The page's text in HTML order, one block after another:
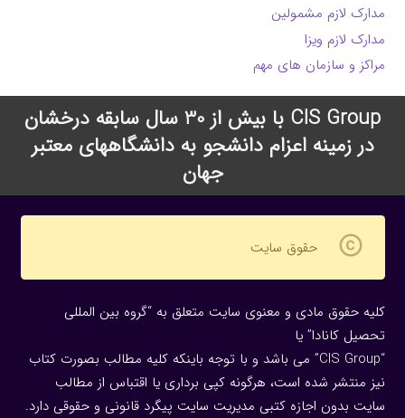
مدارک لازم مشمولین
مدارک لازم ویزا
مراکز و سازمان های مهم
CIS Group با بیش از 30 سال سابقه درخشان
در زمینه اعزام دانشجو به دانشگاههای معتبر
جهان
copyright حقوق سایت
کلیه حقوق مادی و معنوی سایت متعلق به “گروه بین المللی
تحصیل کانادا” یا
“CIS Group” می باشد و با توجه باینکه کلیه مطالب بصورت کتاب
نیز منتشر شده است، هرگونه كپی برداری یا اقتباس از مطالب
سایت بدون اجازه كتبی مدیریت سایت پیگرد قانونی و حقوقی دارد.